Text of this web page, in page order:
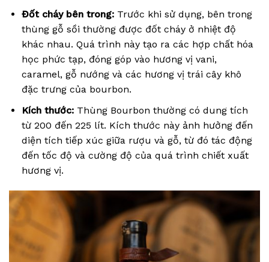
Đốt cháy bên trong:Trước khi sử dụng, bên trong
thùng gỗ sồi thường được đốt cháy ở nhiệt độ
khác nhau. Quá trình này tạo ra các hợp chất hóa
học phức tạp, đóng góp vào hương vị vani,
caramel, gỗ nướng và các hương vị trái cây khô
đặc trưng của bourbon.
Kích thước:Thùng Bourbon thường có dung tích
từ 200 đến 225 lít. Kích thước này ảnh hưởng đến
diện tích tiếp xúc giữa rượu và gỗ, từ đó tác động
đến tốc độ và cường độ của quá trình chiết xuất
hương vị.